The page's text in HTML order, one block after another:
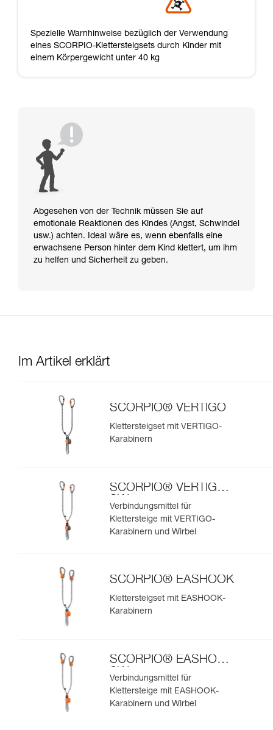
Spezielle Warnhinweise bezüglich der Verwendung
eines SCORPIO-Klettersteigsets durch Kinder mit
einem Körpergewicht unter 40 kg
Abgesehen von der Technik müssen Sie auf
emotionale Reaktionen des Kindes (Angst, Schwindel
usw.) achten. Ideal wäre es, wenn ebenfalls eine
erwachsene Person hinter dem Kind klettert, um ihm
zu helfen und Sicherheit zu geben.
Im Artikel erklärt
SCORPIO® VERTIGO
Klettersteigset mit VERTIGO-
Karabinern
SCORPIO® VERTIGO
SW
Verbindungsmittel für
Klettersteige mit VERTIGO-
Karabinern und Wirbel
SCORPIO® EASHOOK
Klettersteigset mit EASHOOK-
Karabinern
SCORPIO® EASHOOK
SW
Verbindungsmittel für
Klettersteige mit EASHOOK-
Karabinern und Wirbel